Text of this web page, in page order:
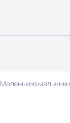
Маленькие мальчики